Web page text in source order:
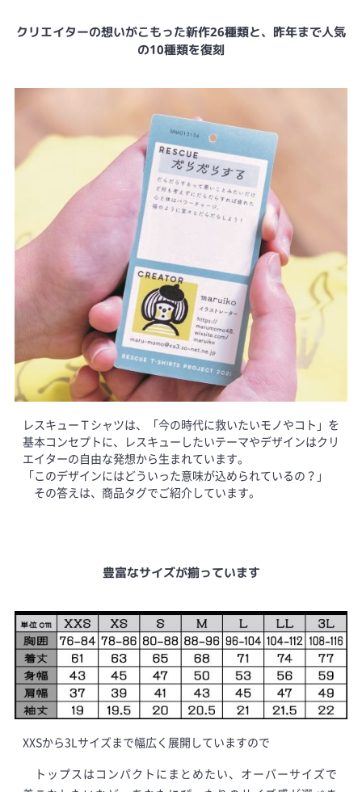
クリエイターの想いがこもった新作26種類と、昨年まで人気
の10種類を復刻
レスキューＴシャツは、「今の時代に救いたいモノやコト」を
基本コンセプトに、レスキューしたいテーマやデザインはクリ
エイターの自由な発想から生まれています。
「このデザインにはどういった意味が込められているの？」
その答えは、商品タグでご紹介しています。
豊富なサイズが揃っています
XXSから3Lサイズまで幅広く展開していますので
トップスはコンパクトにまとめたい、オーバーサイズで